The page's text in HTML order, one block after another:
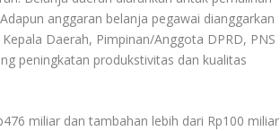
anggaran belanja pegawai dianggarkan
Daerah, Pimpinan/Anggota DPRD, PNS
peningkatan produkstivitas dan kualitas
miliar dan tambahan lebih dari Rp100 miliar